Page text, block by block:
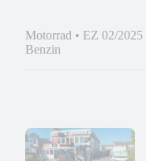
Motorrad • EZ 02/2025
Benzin